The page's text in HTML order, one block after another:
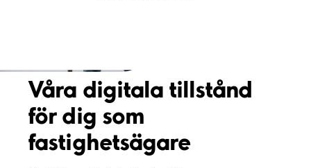
Våra digitala tillstånd
för dig som
fastighetsägare